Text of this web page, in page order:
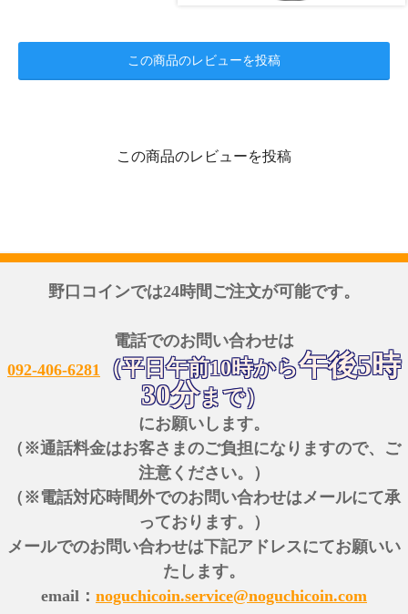
この商品のレビューを投稿
この商品のレビューを投稿
野口コインでは24時間ご注文が可能です。
電話でのお問い合わせは
092-406-6281
（平日午前10時から午後5時
30分まで）
にお願いします。
（※通話料金はお客さまのご負担になりますので、ご
注意ください。）
（※電話対応時間外でのお問い合わせはメールにて承
っております。）
メールでのお問い合わせは下記アドレスにてお願いい
たします。
email： noguchicoin.service@noguchicoin.com